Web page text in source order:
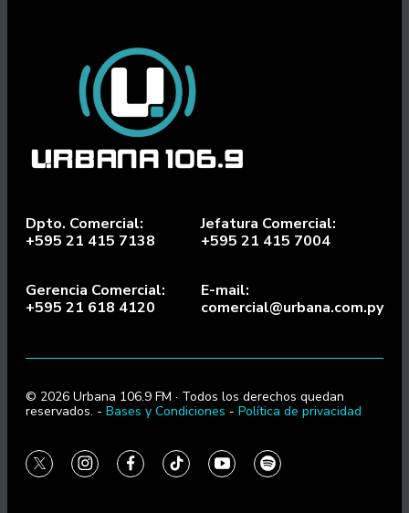
Dpto. Comercial:
+595 21 415 7138
Jefatura Comercial:
+595 21 415 7004
Gerencia Comercial:
+595 21 618 4120
E-mail:
comercial@urbana.com.py
© 2026 Urbana 106.9 FM · Todos los derechos quedan
reservados. - Bases y Condiciones - Política de privacidad
twitterinstagramfacebooktiktokyoutubespotify